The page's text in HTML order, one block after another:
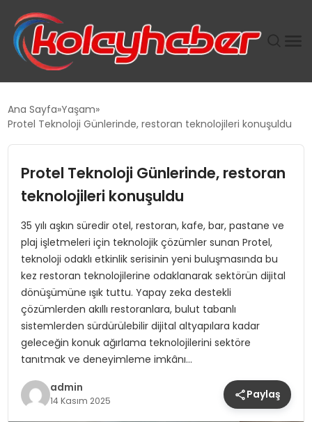
TANYER YAPI ZEMIN MÜHENDISLIĞINDE HEDEF
TOROSLAR’DA PAZAR GERGİNLİĞİ!
Ana Sayfa Yaşam
Protel Teknoloji Günlerinde, restoran teknolojileri konuşuldu
Protel Teknoloji Günlerinde, restoran
teknolojileri konuşuldu
35 yılı aşkın süredir otel, restoran, kafe, bar, pastane ve
plaj işletmeleri için teknolojik çözümler sunan Protel,
teknoloji odaklı etkinlik serisinin yeni buluşmasında bu
kez restoran teknolojilerine odaklanarak sektörün dijital
dönüşümüne ışık tuttu. Yapay zeka destekli
çözümlerden akıllı restoranlara, bulut tabanlı
sistemlerden sürdürülebilir dijital altyapılara kadar
geleceğin konuk ağırlama teknolojilerini sektöre
tanıtmak ve deneyimleme imkânı…
admin
14 Kasım 2025 Paylaş